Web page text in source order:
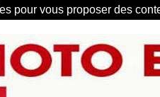
pour vous proposer des